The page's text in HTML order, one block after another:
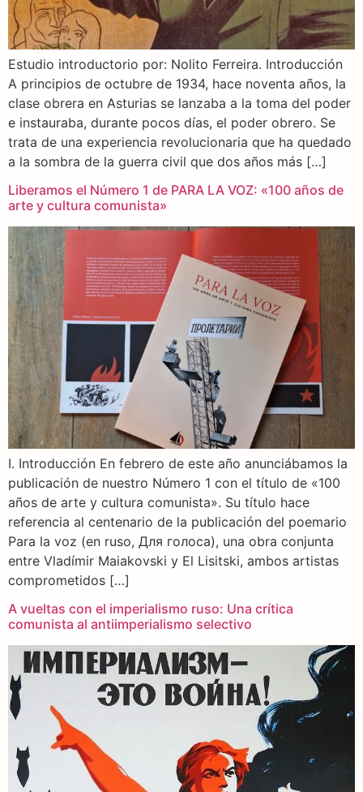
Estudio introductorio por: Nolito Ferreira. Introducción
A principios de octubre de 1934, hace noventa años, la
clase obrera en Asturias se lanzaba a la toma del poder
e instauraba, durante pocos días, el poder obrero. Se
trata de una experiencia revolucionaria que ha quedado
a la sombra de la guerra civil que dos años más […]
Liberamos el Número 1 de PARA LA VOZ: «100 años de
arte y cultura comunista»
I. Introducción En febrero de este año anunciábamos la
publicación de nuestro Número 1 con el título de «100
años de arte y cultura comunista». Su título hace
referencia al centenario de la publicación del poemario
Para la voz (en ruso, Для голоса), una obra conjunta
entre Vladímir Maiakovski y El Lisitski, ambos artistas
comprometidos […]
A vueltas con el imperialismo ruso: Una crítica
comunista al antiimperialismo selectivo